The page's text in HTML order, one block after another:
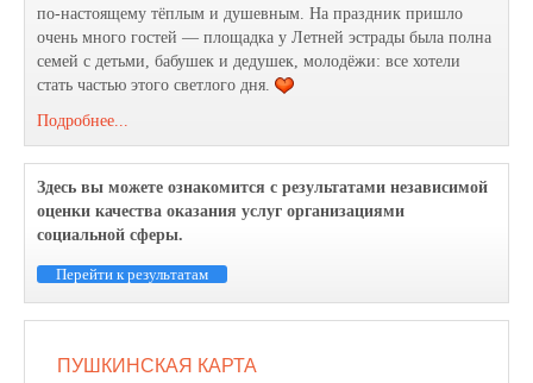
по‑настоящему тёплым и душевным. На праздник пришло
очень много гостей — площадка у Летней эстрады была полна
семей с детьми, бабушек и дедушек, молодёжи: все хотели
стать частью этого светлого дня.
Подробнее...
Здесь вы можете ознакомится с результатами независимой
оценки качества оказания услуг организациями
социальной сферы.
Перейти к результатам
ПУШКИНСКАЯ КАРТА